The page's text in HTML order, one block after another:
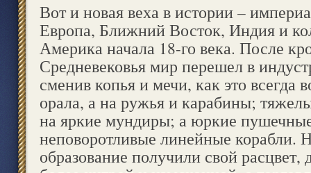
Вот и новая веха в истории –
Европа, Ближний Восток, Индия и
Америка начала 18-го века. После
Средневековья мир перешел в
сменив копья и мечи, как это всегда
орала, а на ружья и карабины;
на яркие мундиры; а юркие
неповоротливые линейные корабли.
образование получили свой расцвет,